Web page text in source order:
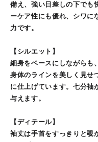
備え、強い日差しの下でも
ーケア性にも優れ、シワに
力です。
【シルエット】
細身をベースにしながらも
身体のラインを美しく見せ
に仕上げています。七分袖
与えます。
【ディテール】
袖丈は手首をすっきりと覗